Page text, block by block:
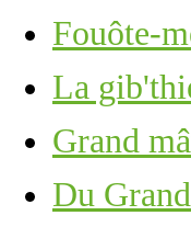
Fouôte-
La
Grand
Du